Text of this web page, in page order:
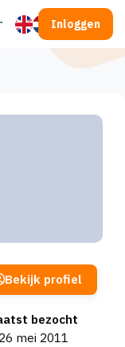
Inloggen
bezocht
26 mei 2011
Bekijk profiel